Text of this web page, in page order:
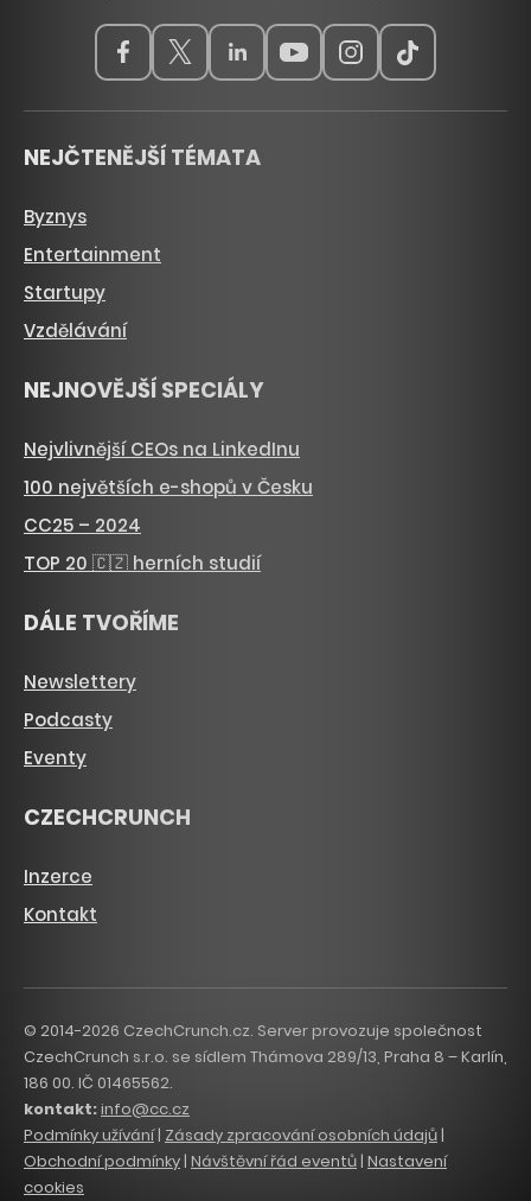
NEJČTENĚJŠÍ TÉMATA
Byznys
Entertainment
Startupy
Vzdělávání
NEJNOVĚJŠÍ SPECIÁLY
Nejvlivnější CEOs na LinkedInu
100 největších e-shopů v Česku
CC25 – 2024
TOP 20 🇨🇿 herních studií
DÁLE TVOŘÍME
Newslettery
Podcasty
Eventy
CZECHCRUNCH
Inzerce
Kontakt
© 2014-2026 CzechCrunch.cz. Server provozuje společnost
CzechCrunch s.r.o. se sídlem Thámova 289/13, Praha 8 – Karlín,
186 00. IČ 01465562.
kontakt:info@cc.cz
Podmínky užívání| Zásady zpracování osobních údajů|
Obchodní podmínky| Návštěvní řád eventů | Nastavení
cookies